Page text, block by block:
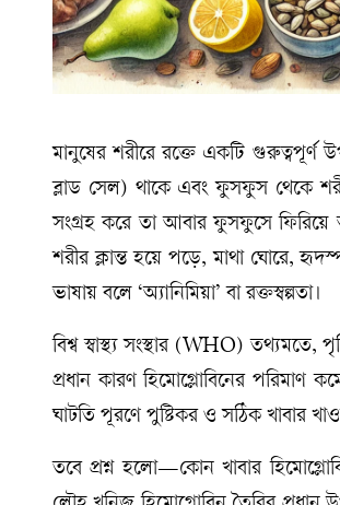
মানুষের শরীরে রক্তে একটি গুরুত্বপূর্ণ
ব্লাড সেল) থাকে এবং ফুসফুস থেকে
সংগ্রহ করে তা আবার ফুসফুসে ফিরিয়ে
শরীর ক্লান্ত হয়ে পড়ে, মাথা ঘোরে,
ভাষায় বলে ‘অ্যানিমিয়া’ বা রক্তস্বল্পতা।
বিশ্ব স্বাস্থ্য সংস্থার (WHO)
প্রধান কারণ হিমোগ্লোবিনের পরিমাণ
ঘাটতি পূরণে পুষ্টিকর ও সঠিক খাবার
তবে প্রশ্ন হলো—কোন খাবার